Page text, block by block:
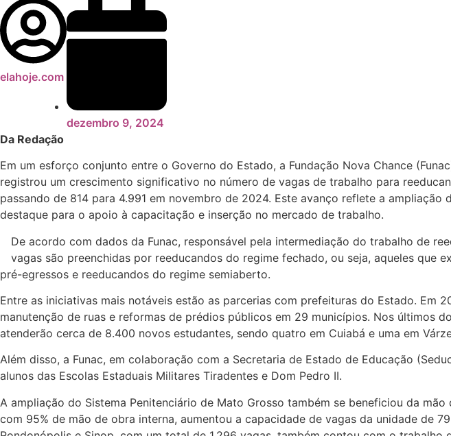
elahoje.com
dezembro 9, 2024
Da Redação
Em um esforço conjunto entre o Governo do Estado, a Fundação Nova Chance
registrou um crescimento significativo no número de vagas de trabalho para
passando de 814 para 4.991 em novembro de 2024. Este avanço reflete a
destaque para o apoio à capacitação e inserção no mercado de trabalho.
De acordo com dados da Funac, responsável pela intermediação do trabalho de
vagas são preenchidas por reeducandos do regime fechado, ou seja, aqueles que
pré-egressos e reeducandos do regime semiaberto.
Entre as iniciativas mais notáveis estão as parcerias com prefeituras do Estado. Em
manutenção de ruas e reformas de prédios públicos em 29 municípios. Nos últimos
atenderão cerca de 8.400 novos estudantes, sendo quatro em Cuiabá e uma em
Além disso, a Funac, em colaboração com a Secretaria de Estado de Educação
alunos das Escolas Estaduais Militares Tiradentes e Dom Pedro II.
A ampliação do Sistema Penitenciário de Mato Grosso também se beneficiou da
com 95% de mão de obra interna, aumentou a capacidade de vagas da unidade de